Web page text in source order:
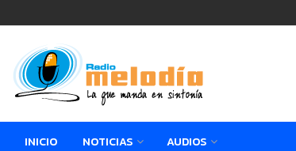
INICIO NOTICIAS AUDIOS